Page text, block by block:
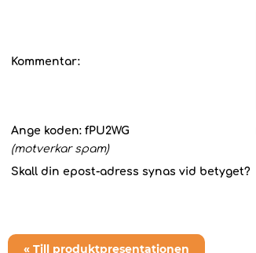
Kommentar:
Ange koden: fPU2WG
(motverkar spam)
Skall din epost-adress synas vid betyget?
« Till produktpresentationen